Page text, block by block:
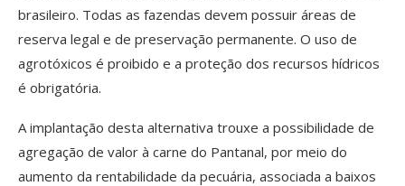
brasileiro. Todas as fazendas devem possuir áreas de
reserva legal e de preservação permanente. O uso de
agrotóxicos é proibido e a proteção dos recursos hídricos
é obrigatória.
A implantação desta alternativa trouxe a possibilidade de
agregação de valor à carne do Pantanal, por meio do
aumento da rentabilidade da pecuária, associada a baixos